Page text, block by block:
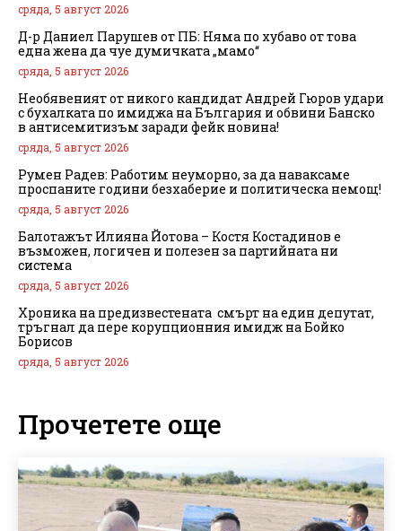
сряда, 5 август 2026
Д-р Даниел Парушев от ПБ: Няма по хубаво от това
една жена да чуе думичката „мамо“
сряда, 5 август 2026
Необявеният от никого кандидат Андрей Гюров удари
с бухалката по имиджа на България и обвини Банско
в антисемитизъм заради фейк новина!
сряда, 5 август 2026
Румен Радев: Работим неуморно, за да наваксаме
проспаните години безхаберие и политическа немощ!
сряда, 5 август 2026
Балотажът Илияна Йотова – Костя Костадинов е
възможен, логичен и полезен за партийната ни
система
сряда, 5 август 2026
Хроника на предизвестената смърт на един депутат,
тръгнал да пере корупционния имидж на Бойко
Борисов
сряда, 5 август 2026
Прочетете още